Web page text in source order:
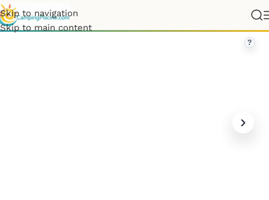
Skip to navigation
Skip to main content
»Nouvelle-Aquitaine
?